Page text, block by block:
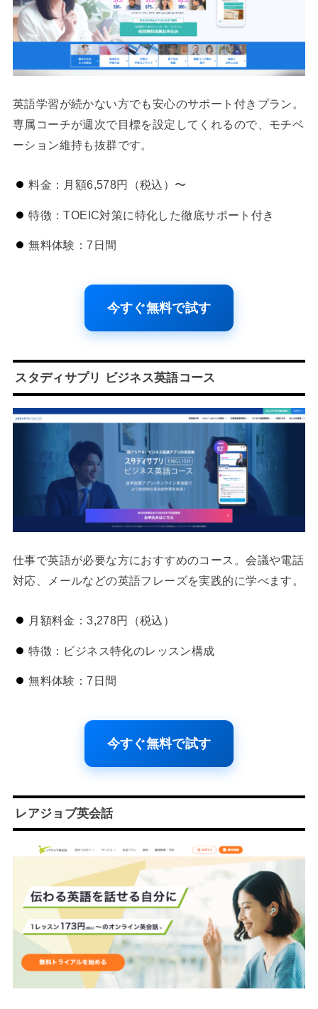
英語学習が続かない方でも安心のサポート付きプラン。
専属コーチが週次で目標を設定してくれるので、モチベ
ーション維持も抜群です。
料金：月額6,578円（税込）〜
特徴：TOEIC対策に特化した徹底サポート付き
無料体験：7日間
今すぐ無料で試す
スタディサプリ ビジネス英語コース
仕事で英語が必要な方におすすめのコース。会議や電話
対応、メールなどの英語フレーズを実践的に学べます。
月額料金：3,278円（税込）
特徴：ビジネス特化のレッスン構成
無料体験：7日間
今すぐ無料で試す
レアジョブ英会話